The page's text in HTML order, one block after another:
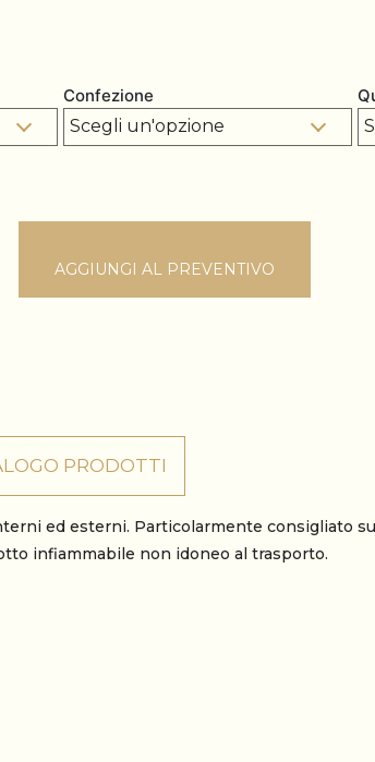
Confezione
AGGIUNGI AL PREVENTIVO
PRODOTTI
ed esterni. Particolarmente consigliato
infiammabile non idoneo al trasporto.